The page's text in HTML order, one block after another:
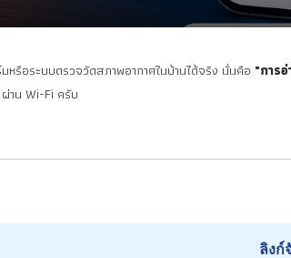
หรือระบบตรวจวัดสภาพอากาศในบ้านได้จริง นั่นคือ "การ
ผ่าน Wi-Fi ครับ
ลิงก์